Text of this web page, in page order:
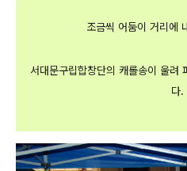
조금씩 어둠이 거리에
서대문구립합창단의 캐롤송이 울려
다.